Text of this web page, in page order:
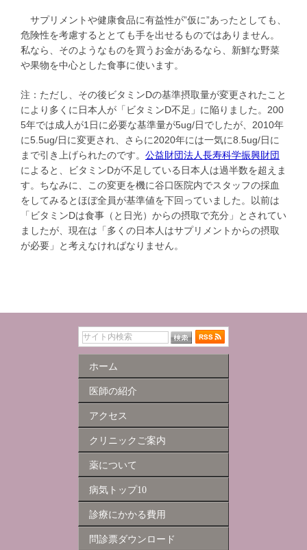
サプリメントや健康食品に有益性が”仮に”あったとしても、
危険性を考慮するととても手を出せるものではありません。
私なら、そのようなものを買うお金があるなら、新鮮な野菜
や果物を中心とした食事に使います。
注：ただし、その後ビタミンDの基準摂取量が変更されたこと
により多くに日本人が「ビタミンD不足」に陥りました。200
5年では成人が1日に必要な基準量が5ug/日でしたが、2010年
に5.5ug/日に変更され、さらに2020年には一気に8.5ug/日に
まで引き上げられたのです。 公益財団法人長寿科学振興財団
によると、ビタミンDが不足している日本人は過半数を超えま
す。ちなみに、この変更を機に谷口医院内でスタッフの採血
をしてみるとほぼ全員が基準値を下回っていました。以前は
「ビタミンDは食事（と日光）からの摂取で充分」とされてい
ましたが、現在は「多くの日本人はサプリメントからの摂取
が必要」と考えなければなりません。
ホーム
医師の紹介
アクセス
クリニックご案内
薬について
病気トップ10
診療にかかる費用
問診票ダウンロード